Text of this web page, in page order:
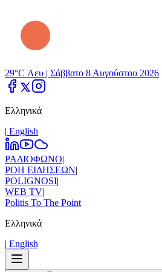
29°C Λευ | Σάββατο 8 Αυγούστου 2026
Ελληνικά
| Εnglish
ΡΑΔΙΟΦΩΝΟ|
ΡΟΗ ΕΙΔΗΣΕΩΝ|
POLIGNOSI|
WEB TV|
Politis To The Point
Ελληνικά
| Εnglish